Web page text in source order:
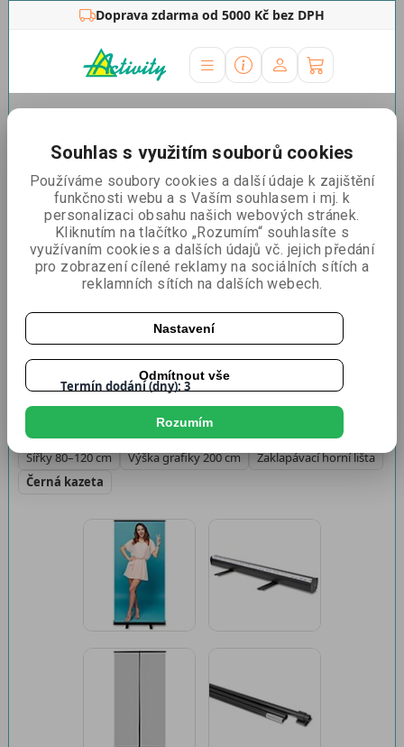
Doprava zdarma od 5000 Kč bez DPH
Roll Up Standard černý
Katalogové číslo: RSTANDB
Termín dodání (dny): 3
Dostupnost:Skladem 312 ks
Šířky 80–120 cm Výška grafiky 200 cm
Zaklapávací horní lišta
Černá kazeta
Souhlas s využitím souborů cookies
Používáme soubory cookies a další údaje k zajištění
funkčnosti webu a s Vaším souhlasem i mj. k
personalizaci obsahu našich webových stránek.
Kliknutím na tlačítko „Rozumím“ souhlasíte s
využívaním cookies a dalších údajů vč. jejich předání
pro zobrazení cílené reklamy na sociálních sítích a
reklamních sítích na dalších webech.
Nastavení
Odmítnout vše
Rozumím